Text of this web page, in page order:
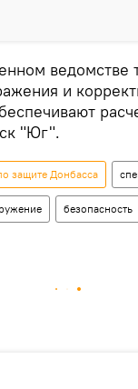
ведомстве
и
"Юг".
защите Донбасса
безопасность